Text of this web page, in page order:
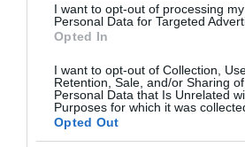
I want to opt-out of processing my
Personal Data for Targeted
Opted In
I want to opt-out of Collection,
Retention, Sale, and/or Sharing
Personal Data that Is Unrelated
Purposes for which it was
Opted Out
TOVÁBBI CIKKEK